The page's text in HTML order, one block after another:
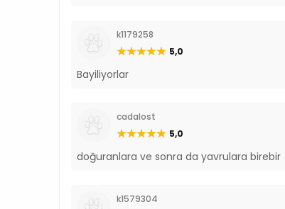
k1179258
5,0
Bayiliyorlar
cadalost
5,0
doğuranlara ve sonra da yavrulara birebir
k1579304